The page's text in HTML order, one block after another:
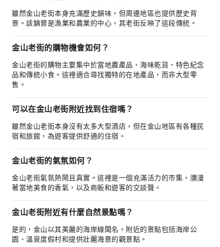
雖然金山老街本身充滿歷史韻味，但周邊地區也提供歷史背
景。該鎮曾是漁業和農業的中心，其老街反映了這段傳統。
金山老街的購物機會如何？
金山老街的購物主要集中於當地農產品、海味乾貨、特色紀念
品和傳統小食。這裡適合尋找獨特的在地產品，而非大型零
售。
可以在金山老街附近找到住宿嗎？
雖然金山老街本身沒有太多大型酒店，但在金山地區有各種民
宿和旅館，為遊客提供舒適的住宿。
金山老街的氣氛如何？
金山老街氣氛熱鬧且真實。這裡是一個充滿活力的市集，瀰漫
著當地美食的香氣，以及商販和遊客的交談聲。
金山老街附近有什麼自然景點嗎？
是的，金山以其美麗的海岸線聞名。附近的景點包括海岸公
園、溫泉度假村和提供壯麗海景的觀景點。